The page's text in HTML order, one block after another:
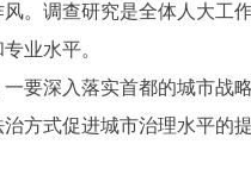
。调查研究是全体人大
业水平。
深入落实首都的城市战
方式促进城市治理水平